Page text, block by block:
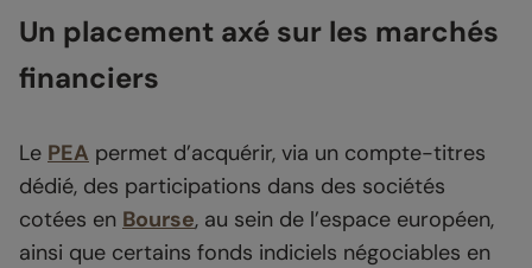
Un placement axé sur les marchés
financiers
Le PEA permet d’acquérir, via un compte-titres
dédié, des participations dans des sociétés
cotées en Bourse, au sein de l’espace européen,
ainsi que certains fonds indiciels négociables en